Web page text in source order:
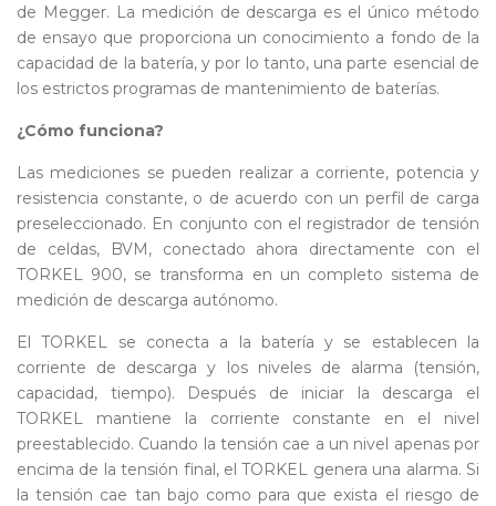
de Megger. La medición de descarga es el único método
de ensayo que proporciona un conocimiento a fondo de la
capacidad de la batería, y por lo tanto, una parte esencial de
los estrictos programas de mantenimiento de baterías.
¿Cómo funciona?
Las mediciones se pueden realizar a corriente, potencia y
resistencia constante, o de acuerdo con un perfil de carga
preseleccionado. En conjunto con el registrador de tensión
de celdas, BVM, conectado ahora directamente con el
TORKEL 900, se transforma en un completo sistema de
medición de descarga autónomo.
El TORKEL se conecta a la batería y se establecen la
corriente de descarga y los niveles de alarma (tensión,
capacidad, tiempo). Después de iniciar la descarga el
TORKEL mantiene la corriente constante en el nivel
preestablecido. Cuando la tensión cae a un nivel apenas por
encima de la tensión final, el TORKEL genera una alarma. Si
la tensión cae tan bajo como para que exista el riesgo de